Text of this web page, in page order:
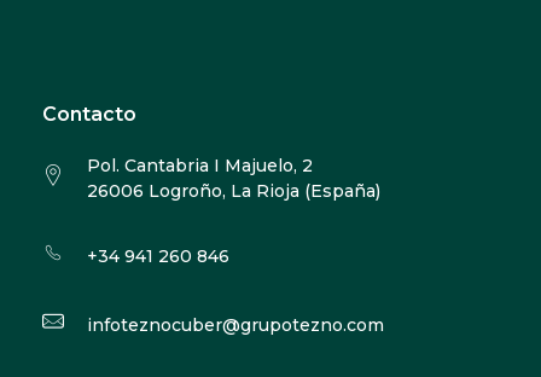
Contacto
Pol. Cantabria I Majuelo, 2
26006 Logroño, La Rioja (España)
+34 941 260 846
infoteznocuber@grupotezno.com